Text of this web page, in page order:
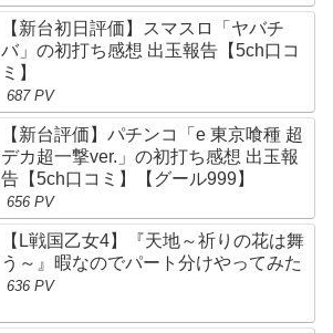
【新台初日評価】スマスロ「ヤバチ
バ」の初打ち感想 出玉報告【5ch口コ
ミ】
687 PV
【新台評価】パチンコ「e 東京喰種 超
デカ超一撃ver.」の初打ち感想 出玉報
告【5ch口コミ】【グール999】
656 PV
【L戦国乙女4】『天地～祈りの花は舞
う～』暇なのでパート分けやってみた
636 PV